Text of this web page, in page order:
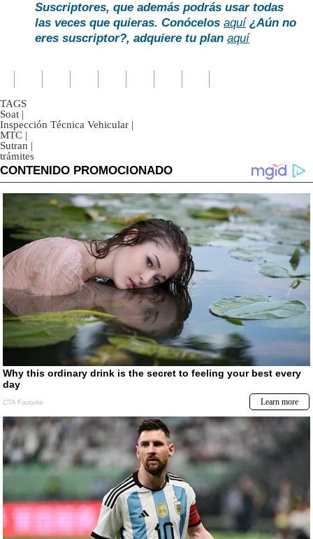
Suscriptores, que además podrás usar todas
las veces que quieras. Conócelos aquí ¿Aún no
eres suscriptor?, adquiere tu plan aquí
TAGS
Soat |
Inspección Técnica Vehicular |
MTC |
Sutran |
trámites